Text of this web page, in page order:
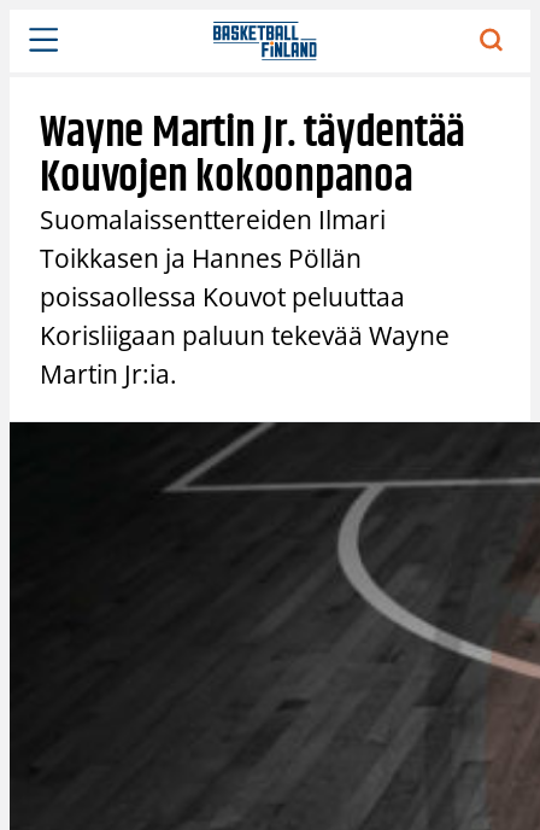
Siirry
sisältöön
Wayne Martin Jr. täydentää
Kouvojen kokoonpanoa
Suomalaissenttereiden Ilmari
Toikkasen ja Hannes Pöllän
poissaollessa Kouvot peluuttaa
Korisliigaan paluun tekevää Wayne
Martin Jr:ia.